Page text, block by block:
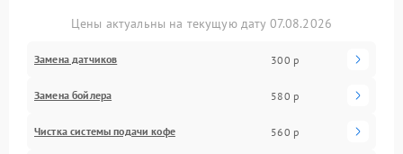
Цены актуальны на текущую дату 07.08.2026
Замена датчиков 300 р
Замена бойлера 580 р
Чистка системы подачи кофе 560 р